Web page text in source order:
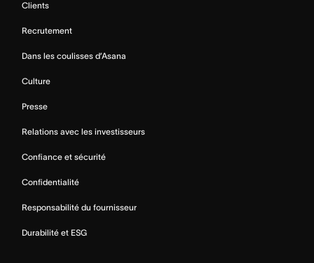
Clients
Recrutement
Dans les coulisses d’Asana
Culture
Presse
Relations avec les investisseurs
Confiance et sécurité
Confidentialité
Responsabilité du fournisseur
Durabilité et ESG